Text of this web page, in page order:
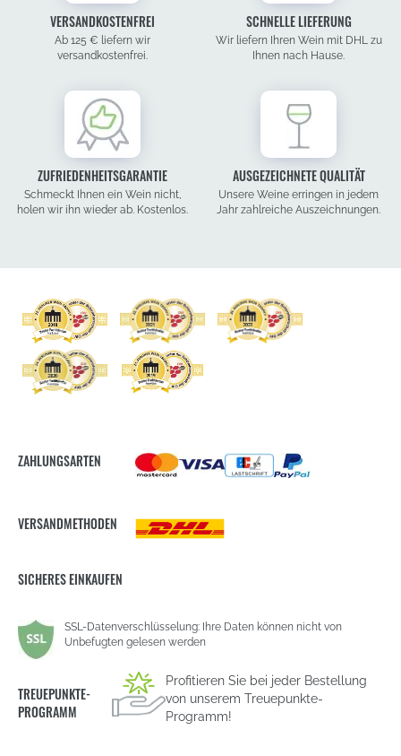
VERSANDKOSTENFREI
Ab 125 € liefern wir
versandkostenfrei.
SCHNELLE LIEFERUNG
Wir liefern Ihren Wein mit DHL zu
Ihnen nach Hause.
ZUFRIEDENHEITSGARANTIE
Schmeckt Ihnen ein Wein nicht,
holen wir ihn wieder ab. Kostenlos.
AUSGEZEICHNETE QUALITÄT
Unsere Weine erringen in jedem
Jahr zahlreiche Auszeichnungen.
ZAHLUNGSARTEN
VERSANDMETHODEN
SICHERES EINKAUFEN
SSL-Datenverschlüsselung: Ihre Daten können nicht von
Unbefugten gelesen werden
TREUEPUNKTE-
PROGRAMM
Profitieren Sie bei jeder Bestellung
von unserem Treuepunkte-
Programm!